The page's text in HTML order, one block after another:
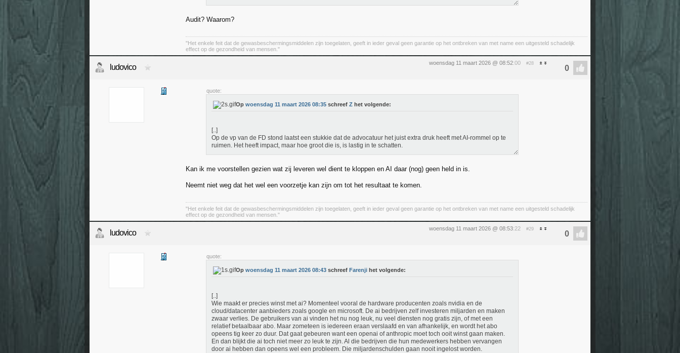
Audit? Waarom?
"Het enkele feit dat de gewasbeschermingsmiddelen zijn toegelaten, geeft in ieder geval geen garantie op het ontbreken van met name een uitgesteld schadelijk
effect op de gezondheid van mensen."
woensdag 11 maart 2026 @ 08:52:00 #28
ludovico
quote:
Op woensdag 11 maart 2026 08:35 schreef Z het volgende:
[..]
Op de vp van de FD stond laatst een stukkie dat de advocatuur het juist extra druk heeft met AI-rommel op te
ruimen. Het heeft impact, maar hoe groot die is, is lastig in te schatten.
Kan ik me voorstellen gezien wat zij leveren wel dient te kloppen en AI daar (nog) geen held in is.
Neemt niet weg dat het wel een voorzetje kan zijn om tot het resultaat te komen.
"Het enkele feit dat de gewasbeschermingsmiddelen zijn toegelaten, geeft in ieder geval geen garantie op het ontbreken van met name een uitgesteld schadelijk
effect op de gezondheid van mensen."
woensdag 11 maart 2026 @ 08:53:22 #29
ludovico
quote:
Op woensdag 11 maart 2026 08:43 schreef Farenji het volgende:
[..]
Wie maakt er precies winst met ai? Momenteel vooral de hardware producenten zoals nvidia en de
cloud/datacenter aanbieders zoals google en microsoft. De ai bedrijven zelf investeren miljarden en maken
zwaar verlies. De gebruikers van ai vinden het nu nog leuk, nu veel diensten nog gratis zijn, of met een
relatief betaalbaar abo. Maar zometeen is iedereen eraan verslaafd en van afhankelijk, en wordt het abo
opeens tig keer zo duur. Dat gaat gebeuren want een openai of anthropic moet toch ooit winst gaan maken.
En dan blijkt die ai toch niet meer zo leuk te zijn. Al die bedrijven die hun medewerkers hebben vervangen
door ai hebben dan opeens wel een probleem. Die miljardenschulden gaan nooit ingelost worden.